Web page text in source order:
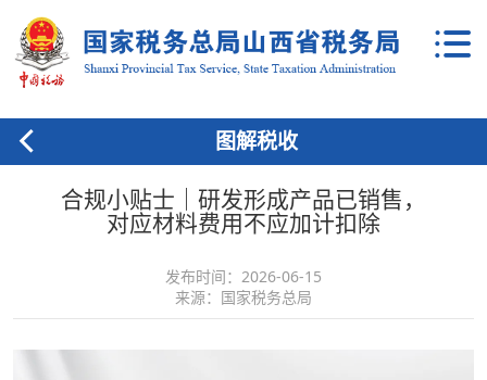
图解税收
合规小贴士｜研发形成产品已销售，
对应材料费用不应加计扣除
发布时间：2026-06-15
来源：国家税务总局